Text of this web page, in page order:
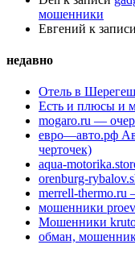
мошенники
Евгений к записи
недавно
Отель в
Есть и плюсы и
mogaro.ru —
евро—авто.рф
черточек)
aqua-
orenburg-
merrell-
мошенники
Мошенники
обман,